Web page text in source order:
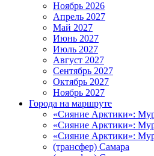
Ноябрь 2026
Апрель 2027
Май 2027
Июнь 2027
Июль 2027
Август 2027
Сентябрь 2027
Октябрь 2027
Ноябрь 2027
Города на маршруте
«Сияние Арктики»:
«Сияние Арктики»:
«Сияние Арктики»:
(трансфер) Самара